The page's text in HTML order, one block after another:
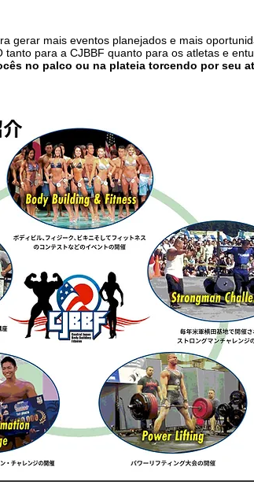
gerar mais eventos planejados e mais
tanto para a CJBBF quanto para os atletas e
no palco ou na plateia torcendo por seu